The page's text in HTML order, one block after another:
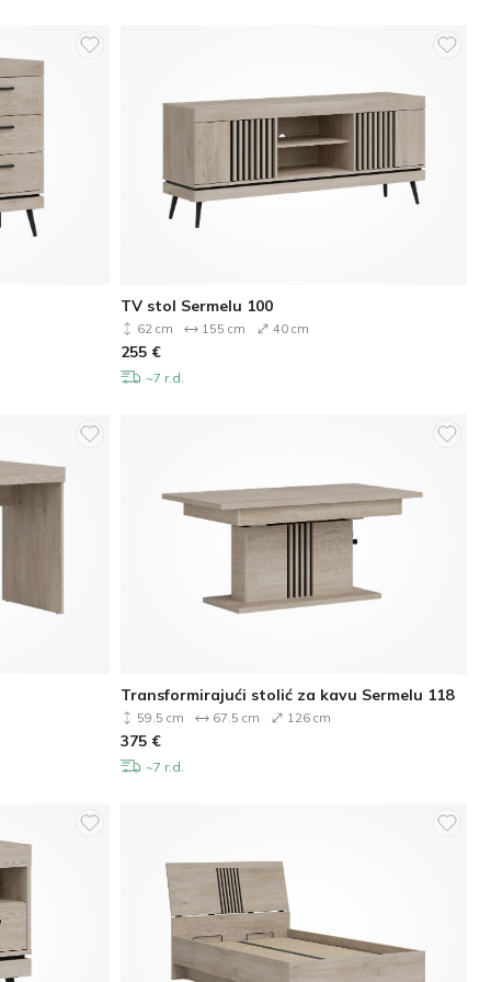
TV stol Sermelu 100
62 cm 155 cm 40 cm
255 €
~7 r.d.
Transformirajući stolić za kavu Sermelu 118
59.5 cm 67.5 cm 126 cm
375 €
~7 r.d.